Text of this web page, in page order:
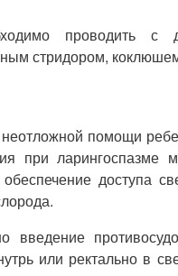
проводить с
стридором,
помощи
при
доступа
или ректально в